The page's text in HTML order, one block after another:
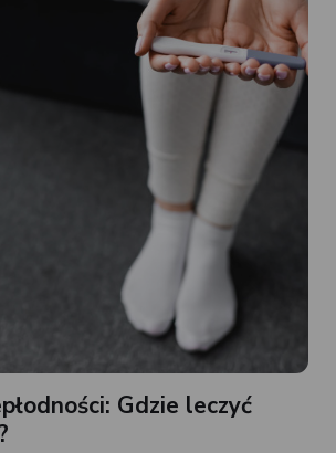
Gdzie leczyć